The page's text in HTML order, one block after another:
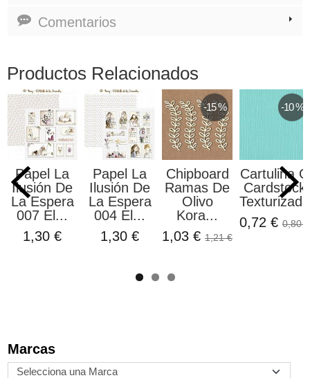
Marcas
Comentarios
Productos Relacionados
Papel La
Ilusión De
La Espera
007 El...
1,30 €
Papel La
Ilusión De
La Espera
004 El...
1,30 €
-15 %
Chipboard
Ramas De
Olivo
Kora...
1,03 € 1,21 €
-10 %
Cartulina O
Cardstock
0,72 € 0,80 €